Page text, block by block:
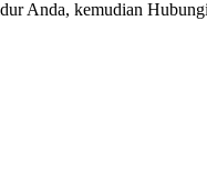
Anda, kemudian